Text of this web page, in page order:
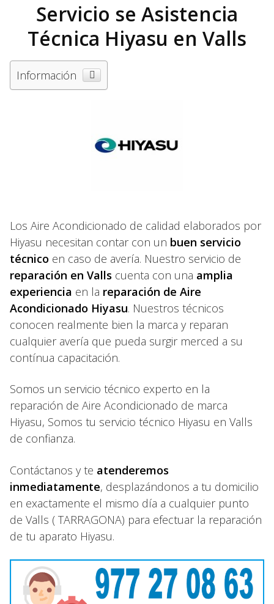
Servicio se Asistencia
Técnica Hiyasu en Valls
Información
Los Aire Acondicionado de calidad elaborados por
Hiyasu necesitan contar con un buen servicio
técnico en caso de avería. Nuestro servicio de
reparación en Valls cuenta con una amplia
experiencia en la reparación de Aire
Acondicionado Hiyasu. Nuestros técnicos
conocen realmente bien la marca y reparan
cualquier avería que pueda surgir merced a su
contínua capacitación.
Somos un servicio técnico experto en la
reparación de Aire Acondicionado de marca
Hiyasu, Somos tu servicio técnico Hiyasu en Valls
de confianza.
Contáctanos y te atenderemos
inmediatamente, desplazándonos a tu domicilio
en exactamente el mismo día a cualquier punto
de Valls ( TARRAGONA) para efectuar la reparación
de tu aparato Hiyasu.